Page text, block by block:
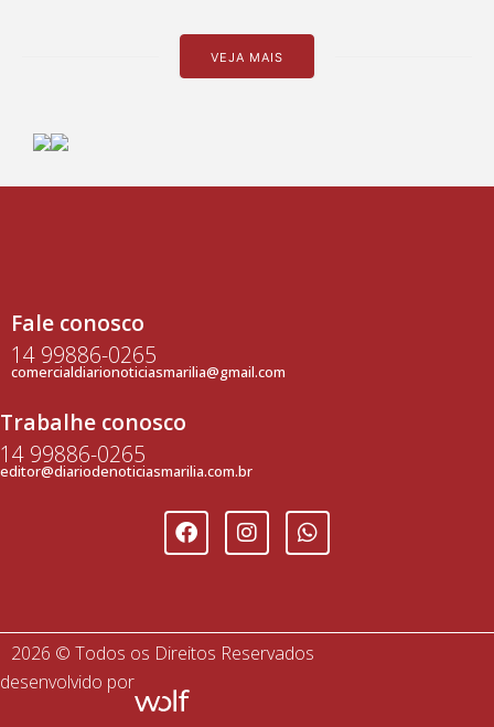
VEJA MAIS
Fale conosco
14 99886-0265
comercialdiarionoticiasmarilia@gmail.com
Trabalhe conosco
14 99886-0265
editor@diariodenoticiasmarilia.com.br
2026 © Todos os Direitos Reservados
desenvolvido por